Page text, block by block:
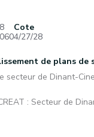
Cote
27/28
de plans de
secteur de Dinant-
: Secteur de